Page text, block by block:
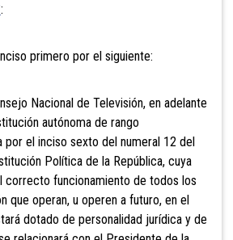
:
primero por el siguiente:
Nacional de Televisión, en adelante
autónoma de rango
por el inciso sexto del numeral 12 del
Política de la República, cuya
correcto funcionamiento de todos los
que operan, u operen a futuro, en el
dotado de personalidad jurídica y de